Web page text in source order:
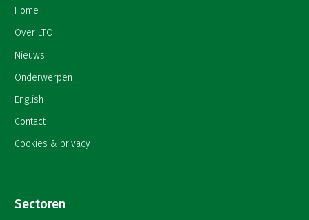
Home
Over LTO
Nieuws
Onderwerpen
English
Contact
Cookies & privacy
Sectoren